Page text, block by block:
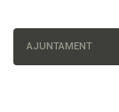
Menú
AJUNTAMENT